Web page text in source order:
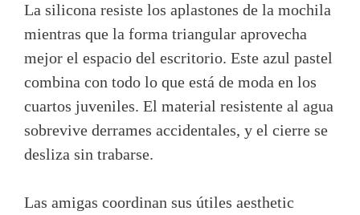
La silicona resiste los aplastones de la mochila
mientras que la forma triangular aprovecha
mejor el espacio del escritorio. Este azul pastel
combina con todo lo que está de moda en los
cuartos juveniles. El material resistente al agua
sobrevive derrames accidentales, y el cierre se
desliza sin trabarse.
Las amigas coordinan sus útiles aesthetic